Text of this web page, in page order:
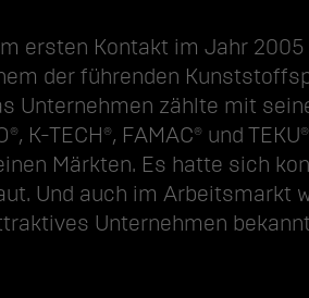
ersten Kontakt im Jahr
der führenden
Unter­nehmen zählte mit
K-TECH®, FAMAC® und
Märkten. Es hatte sich
Und auch im Arbeits­­markt
Unternehmen